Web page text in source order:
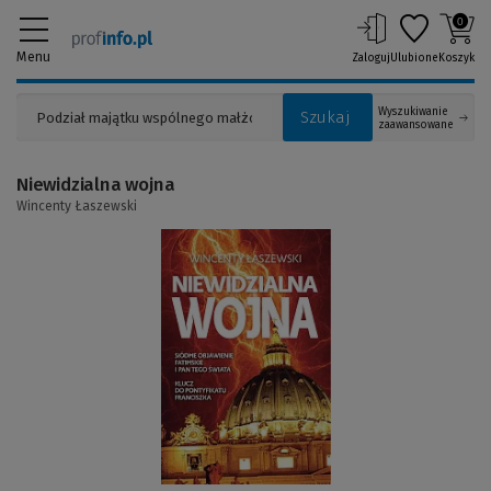
Menu
Szukaj
Wyszukiwanie
zaawansowane
ZalogujUlubione
0
Koszyk
Niewidzialna wojna
Wincenty Łaszewski